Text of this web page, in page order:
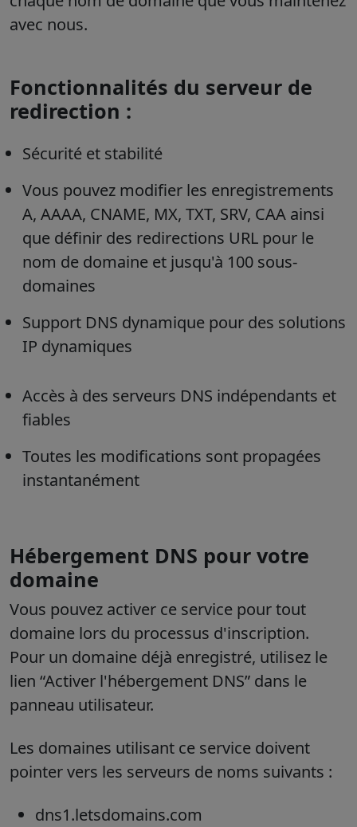
avec nous.
Fonctionnalités du serveur de
redirection :
Sécurité et stabilité
Vous pouvez modifier les enregistrements
A, AAAA, CNAME, MX, TXT, SRV, CAA ainsi
que définir des redirections URL pour le
nom de domaine et jusqu'à 100 sous-
domaines
Support DNS dynamique pour des solutions
IP dynamiques
Accès à des serveurs DNS indépendants et
fiables
Toutes les modifications sont propagées
instantanément
Hébergement DNS pour votre
domaine
Vous pouvez activer ce service pour tout
domaine lors du processus d'inscription.
Pour un domaine déjà enregistré, utilisez le
lien “Activer l'hébergement DNS” dans le
panneau utilisateur.
Les domaines utilisant ce service doivent
pointer vers les serveurs de noms suivants :
dns1.letsdomains.com